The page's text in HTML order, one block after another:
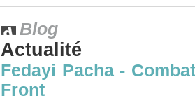
Blog
Actualité
Fedayi Pacha -
Front